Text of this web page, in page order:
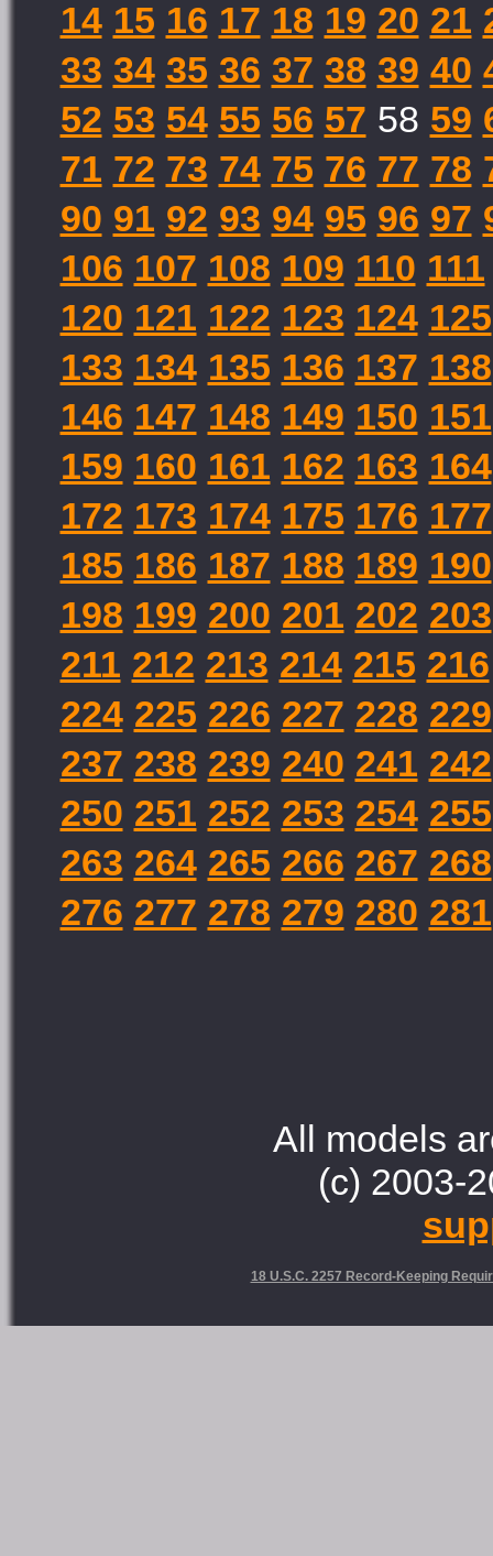
14 15 16 17 18 19 20 21
33 34 35 36 37 38 39 40
52 53 54 55 56 57 58 59
71 72 73 74 75 76 77 78
90 91 92 93 94 95 96 97
106 107 108 109 110 111
120 121 122 123 124 125
133 134 135 136 137 138
146 147 148 149 150 151
159 160 161 162 163 164
172 173 174 175 176 177
185 186 187 188 189 190
198 199 200 201 202 203
211 212 213 214 215 216
224 225 226 227 228 229
237 238 239 240 241 242
250 251 252 253 254 255
263 264 265 266 267 268
276 277 278 279 280 281
All models
(c) 2003-
18 U.S.C. 2257 Record-Keeping